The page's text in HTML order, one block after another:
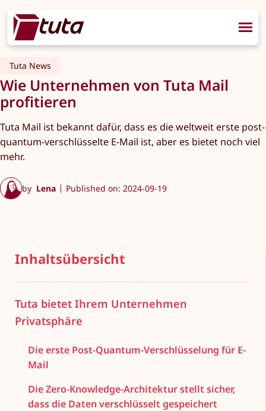
Tuta News
Wie Unternehmen von Tuta Mail
profitieren
Tuta Mail ist bekannt dafür, dass es die weltweit erste post-
quantum-verschlüsselte E-Mail ist, aber es bietet noch viel
mehr.
by Lena Published on: 2024-09-19
Inhaltsübersicht
Tuta bietet Ihrem Unternehmen
Privatsphäre
Die erste Post-Quantum-Verschlüsselung für E-
Mail
Die Zero-Knowledge-Architektur stellt sicher,
dass die Daten verschlüsselt gespeichert